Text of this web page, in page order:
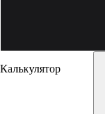
Калькулятор